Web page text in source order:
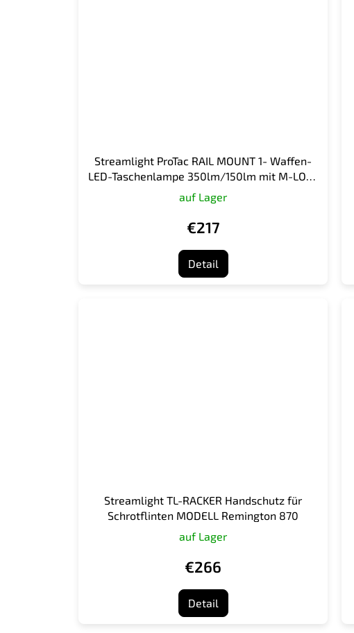
Streamlight ProTac RAIL MOUNT 1- Waffen-
LED-Taschenlampe 350lm/150lm mit M-LOK-
Halterung
auf Lager
€217
Detail
Streamlight TL-RACKER Handschutz für
Schrotflinten MODELL Remington 870
auf Lager
€266
Detail